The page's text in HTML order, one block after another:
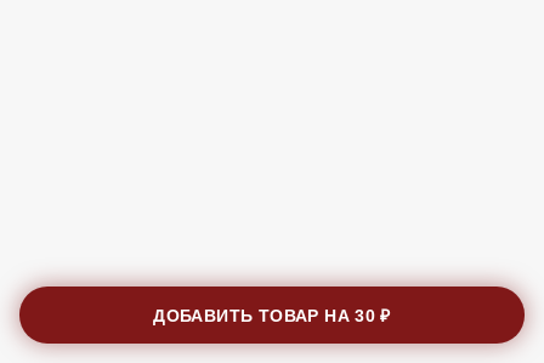
ДОБАВИТЬ ТОВАР НА30 ₽